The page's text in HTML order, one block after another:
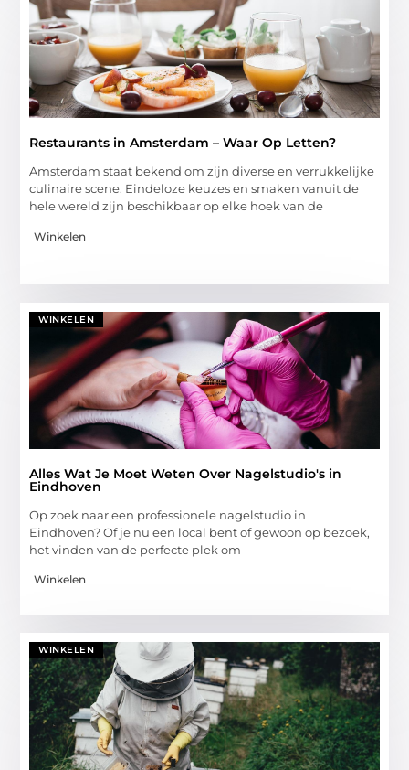
Restaurants in Amsterdam – Waar Op Letten?
Amsterdam staat bekend om zijn diverse en verrukkelijke
culinaire scene. Eindeloze keuzes en smaken vanuit de
hele wereld zijn beschikbaar op elke hoek van de
Winkelen
WINKELEN
Alles Wat Je Moet Weten Over Nagelstudio's in
Eindhoven
Op zoek naar een professionele nagelstudio in
Eindhoven? Of je nu een local bent of gewoon op bezoek,
het vinden van de perfecte plek om
Winkelen
WINKELEN